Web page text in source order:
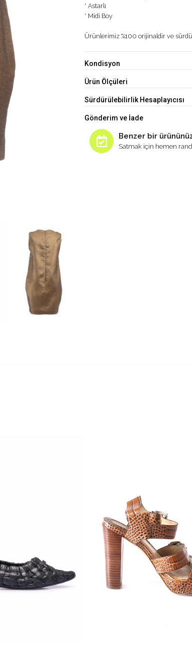
* Astarlı
* Midi Boy
Ürünlerimiz %100 orijinaldir ve
Kondisyon
Ürün Ölçüleri
Sürdürülebilirlik Hesaplayıcısı
Gönderim ve İade
Benzer bir
Satmak için hemen